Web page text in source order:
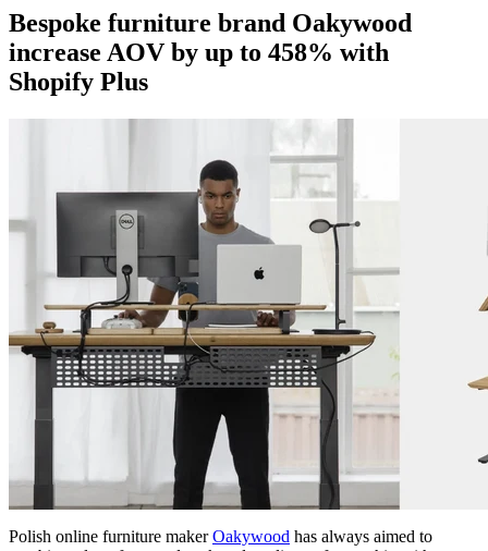
Bespoke furniture brand Oakywood
increase AOV by up to 458% with
Shopify Plus
Polish online furniture makerOakywood has always aimed to